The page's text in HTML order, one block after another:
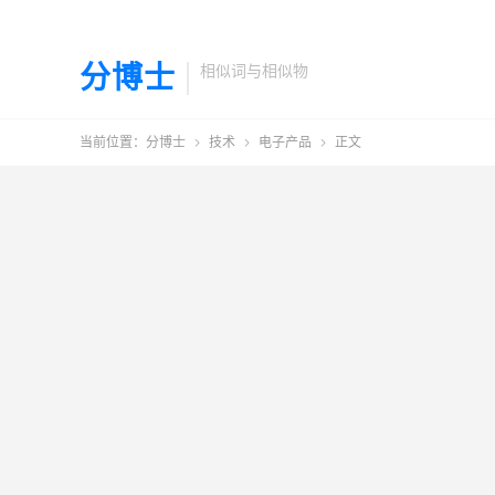
分博士 相似词与相似物
当前位置： 分博士  技术  电子产品  正文